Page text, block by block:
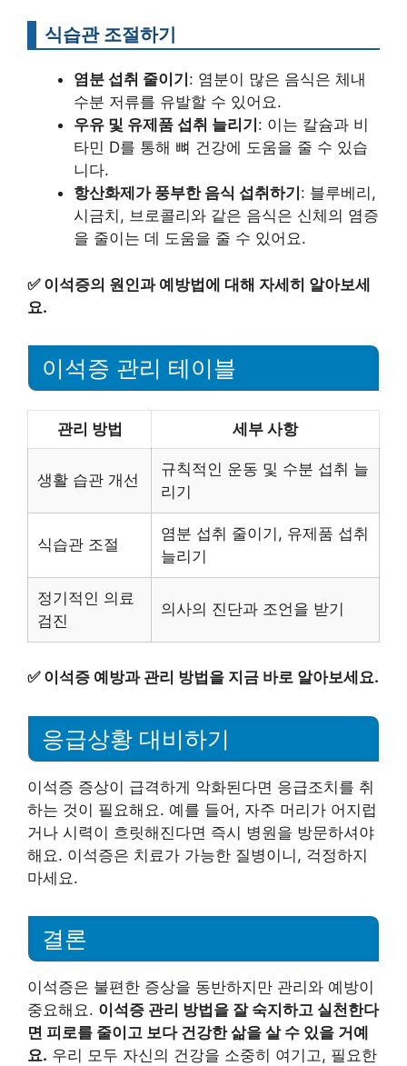
식습관 조절하기
염분 섭취 줄이기 : 염분이 많은 음식은 체내
수분 저류를 유발할 수 있어요.
우유 및 유제품 섭취 늘리기 : 이는 칼슘과 비
타민 D를 통해 뼈 건강에 도움을 줄 수 있습
니다.
항산화제가 풍부한 음식 섭취하기 : 블루베리,
시금치, 브로콜리와 같은 음식은 신체의 염증
을 줄이는 데 도움을 줄 수 있어요.
✅ 이석증의 원인과 예방법에 대해 자세히 알아보세
요.
이석증 관리 테이블
관리 방법 세부 사항
생활 습관 개선
규칙적인 운동 및 수분 섭취 늘
리기
식습관 조절
염분 섭취 줄이기, 유제품 섭취
늘리기
정기적인 의료
검진
의사의 진단과 조언을 받기
✅ 이석증 예방과 관리 방법을 지금 바로 알아보세요.
응급상황 대비하기
이석증 증상이 급격하게 악화된다면 응급조치를 취
하는 것이 필요해요. 예를 들어, 자주 머리가 어지럽
거나 시력이 흐릿해진다면 즉시 병원을 방문하셔야
해요. 이석증은 치료가 가능한 질병이니, 걱정하지
마세요.
결론
이석증은 불편한 증상을 동반하지만 관리와 예방이
중요해요. 이석증 관리 방법을 잘 숙지하고 실천한다
면 피로를 줄이고 보다 건강한 삶을 살 수 있을 거예
요. 우리 모두 자신의 건강을 소중히 여기고, 필요한